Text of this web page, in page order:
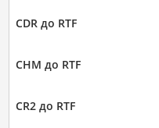
CDR до RTF
CHM до RTF
CR2 до RTF